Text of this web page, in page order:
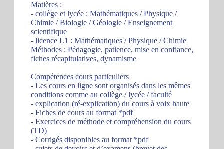
Matières :
- collège et lycée : Mathématiques / Physique /
Chimie / Biologie / Géologie / Enseignement
scientifique
- licence L1 : Mathématiques / Physique / Chimie
Méthodes : Pédagogie, patience, mise en confiance,
fiches récapitulatives, dynamisme
Compétences cours particuliers
- Les cours en ligne sont organisés dans les mêmes
conditions comme au collège / lycée / faculté
- explication (ré-explication) du cours à voix haute
- Fiches de cours au format *pdf
- Exercices de méthode et compréhension du cours
(TD)
- Corrigés disponibles au format *pdf